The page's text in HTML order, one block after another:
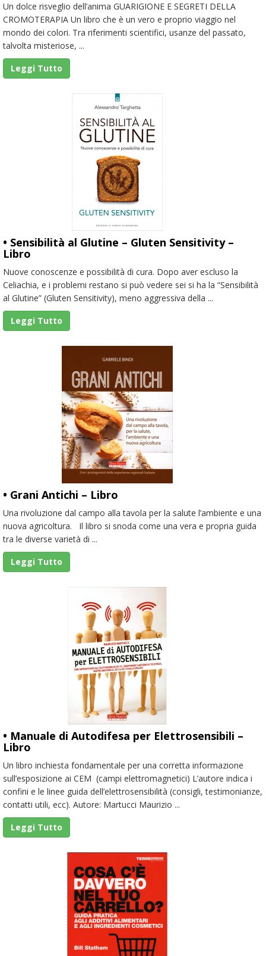
Un dolce risveglio dell’anima GUARIGIONE E SEGRETI DELLA
CROMOTERAPIA Un libro che è un vero e proprio viaggio nel
mondo dei colori. Tra riferimenti scientifici, usanze del passato,
talvolta misteriose, ...
Leggi Tutto
• Sensibilità al Glutine – Gluten Sensitivity –
Libro
Nuove conoscenze e possibilità di cura. Dopo aver escluso la
Celiachia, e i problemi restano si può vedere sei si ha la “Sensibilità
al Glutine” (Gluten Sensitivity), meno aggressiva della ...
Leggi Tutto
• Grani Antichi – Libro
Una rivoluzione dal campo alla tavola per la salute l’ambiente e una
nuova agricoltura. Il libro si snoda come una vera e propria guida
tra le diverse varietà di ...
Leggi Tutto
• Manuale di Autodifesa per Elettrosensibili –
Libro
Un libro inchiesta fondamentale per una corretta informazione
sull’esposizione ai CEM (campi elettromagnetici) L’autore indica i
confini e le linee guida dell’elettrosensibilità (consigli, testimonianze,
contatti utili, ecc). Autore: Martucci Maurizio ...
Leggi Tutto